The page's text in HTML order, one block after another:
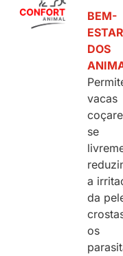
BEM-
ESTAR
DOS
vacas
se
a
da
os